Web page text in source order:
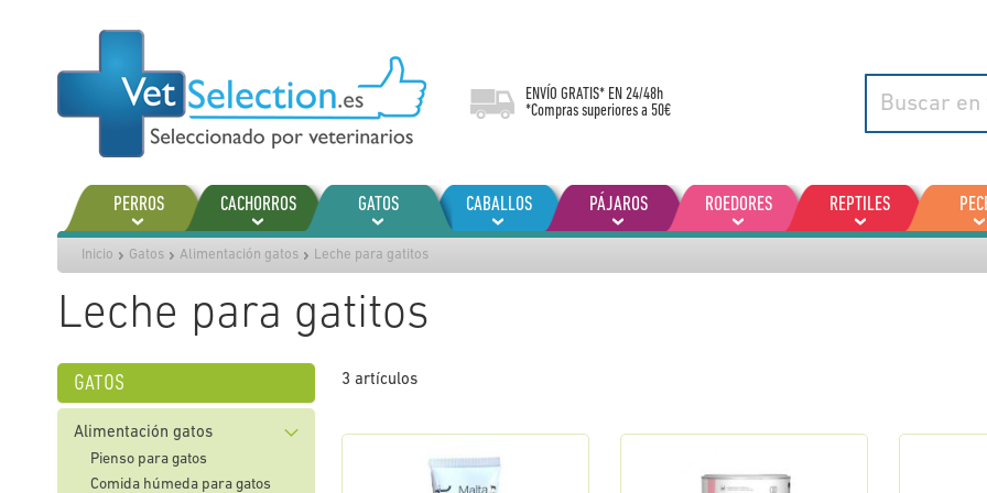
contenido
ENVÍO GRATIS* EN 24/48h
*Compras superiores a 50€
PERROS CACHORROS GATOS CABALLOS PÁJAROS ROEDORES REPTILES
Inicio Gatos Alimentación gatos Leche para gatitos
Leche para gatitos
3 artículos
gatos
Alimentación gatos
Pienso para gatos
Comida húmeda para gatos